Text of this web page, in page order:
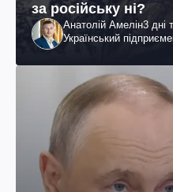
за російську ні?
Анатолій Амелін3 дні
Український